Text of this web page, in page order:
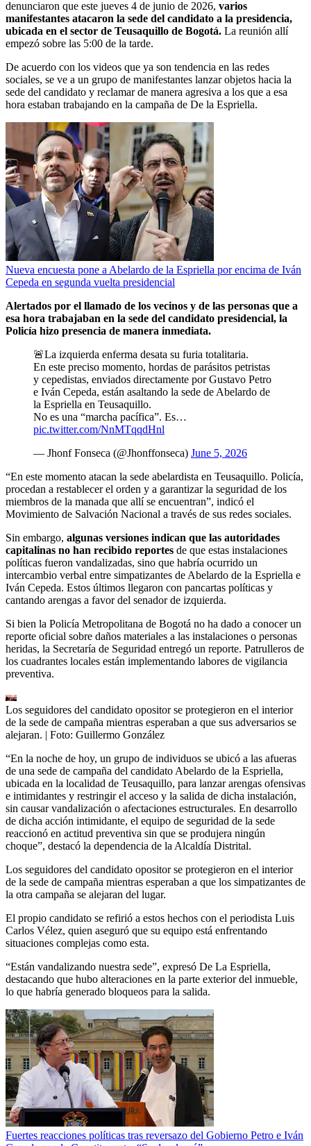
denunciaron que este jueves 4 de junio de 2026, varios
manifestantes atacaron la sede del candidato a la presidencia,
ubicada en el sector de Teusaquillo de Bogotá. La reunión allí
empezó sobre las 5:00 de la tarde.
De acuerdo con los videos que ya son tendencia en las redes
sociales, se ve a un grupo de manifestantes lanzar objetos hacia la
sede del candidato y reclamar de manera agresiva a los que a esa
hora estaban trabajando en la campaña de De la Espriella.
Nueva encuesta pone a Abelardo de la Espriella por encima de Iván
Cepeda en segunda vuelta presidencial
Alertados por el llamado de los vecinos y de las personas que a
esa hora trabajaban en la sede del candidato presidencial, la
Policía hizo presencia de manera inmediata.
🚨La izquierda enferma desata su furia totalitaria.
En este preciso momento, hordas de parásitos petristas
y cepedistas, enviados directamente por Gustavo Petro
e Iván Cepeda, están asaltando la sede de Abelardo de
la Espriella en Teusaquillo.
No es una “marcha pacífica”. Es…
pic.twitter.com/NnMTqqdHnl
— Jhonf Fonseca (@Jhonffonseca) June 5, 2026
“En este momento atacan la sede abelardista en Teusaquillo. Policía,
procedan a restablecer el orden y a garantizar la seguridad de los
miembros de la manada que allí se encuentran”, indicó el
Movimiento de Salvación Nacional a través de sus redes sociales.
Sin embargo, algunas versiones indican que las autoridades
capitalinas no han recibido reportes de que estas instalaciones
políticas fueron vandalizadas, sino que habría ocurrido un
intercambio verbal entre simpatizantes de Abelardo de la Espriella e
Iván Cepeda. Estos últimos llegaron con pancartas políticas y
cantando arengas a favor del senador de izquierda.
Si bien la Policía Metropolitana de Bogotá no ha dado a conocer un
reporte oficial sobre daños materiales a las instalaciones o personas
heridas, la Secretaría de Seguridad entregó un reporte. Patrulleros de
los cuadrantes locales están implementando labores de vigilancia
preventiva.
Los seguidores del candidato opositor se protegieron en el interior
de la sede de campaña mientras esperaban a que sus adversarios se
alejaran. | Foto: Guillermo González
“En la noche de hoy, un grupo de individuos se ubicó a las afueras
de una sede de campaña del candidato Abelardo de la Espriella,
ubicada en la localidad de Teusaquillo, para lanzar arengas ofensivas
e intimidantes y restringir el acceso y la salida de dicha instalación,
sin causar vandalización o afectaciones estructurales. En desarrollo
de dicha acción intimidante, el equipo de seguridad de la sede
reaccionó en actitud preventiva sin que se produjera ningún
choque”, destacó la dependencia de la Alcaldía Distrital.
Los seguidores del candidato opositor se protegieron en el interior
de la sede de campaña mientras esperaban a que los simpatizantes de
la otra campaña se alejaran del lugar.
El propio candidato se refirió a estos hechos con el periodista Luis
Carlos Vélez, quien aseguró que su equipo está enfrentando
situaciones complejas como esta.
“Están vandalizando nuestra sede”, expresó De La Espriella,
destacando que hubo alteraciones en la parte exterior del inmueble,
lo que habría generado bloqueos para la salida.
Fuertes reacciones políticas tras reversazo del Gobierno Petro e Iván